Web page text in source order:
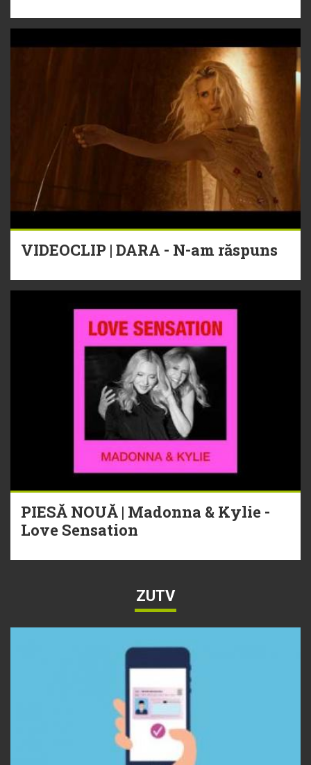
VIDEOCLIP | DARA - N-am răspuns
PIESĂ NOUĂ | Madonna & Kylie -
Love Sensation
ZUTV